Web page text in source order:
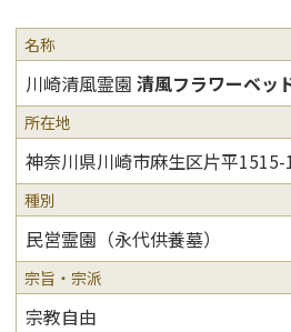
名称
川崎清風霊園 清風フラワーベッ
所在地
神奈川県川崎市麻生区片平1515-
種別
民営霊園（永代供養墓）
宗旨・宗派
宗教自由